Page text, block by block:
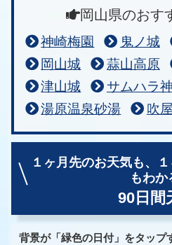
岡山県のおす
神崎梅園 鬼ノ城
岡山城
蒜山高原
津山城
サムハラ
湯原温泉砂湯
吹
１ヶ月先のお天気も、
もわか
90日間
背景が「緑色の日付」をタップ